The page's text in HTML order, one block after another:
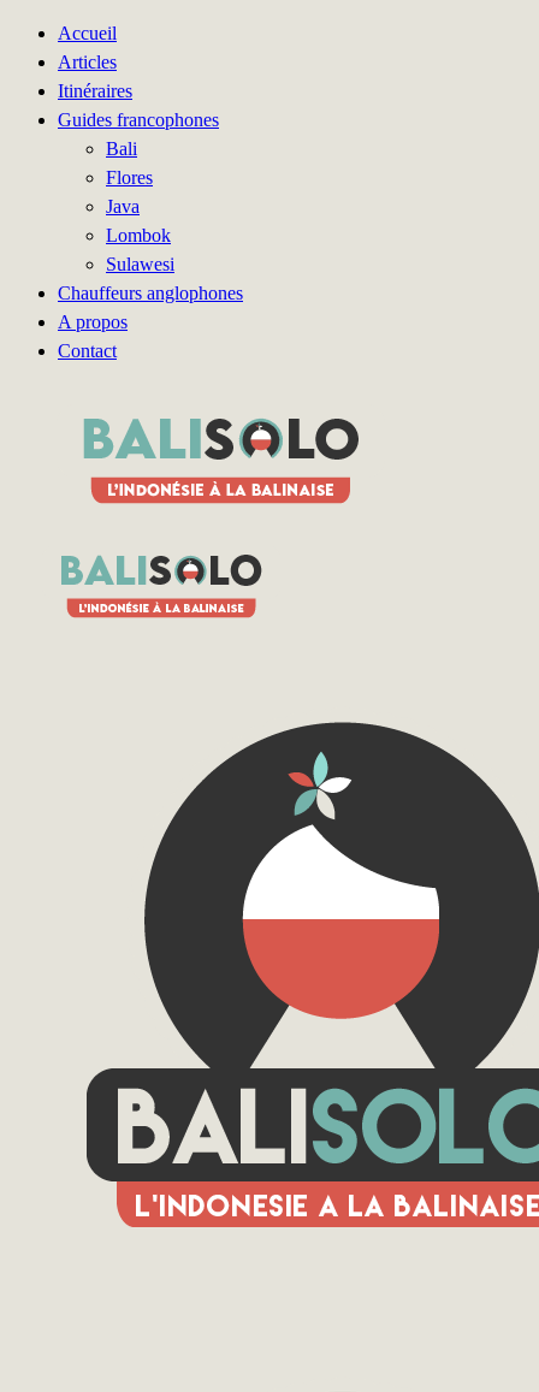
Accueil
Articles
Itinéraires
Guides francophones
Bali
Flores
Java
Lombok
Sulawesi
Chauffeurs anglophones
A propos
Contact